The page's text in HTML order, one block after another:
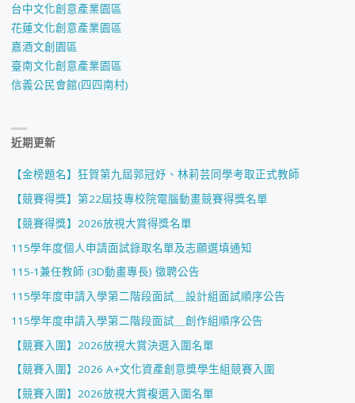
台中文化創意產業園區
花蓮文化創意產業園區
嘉酒文創園區
臺南文化創意產業園區
信義公民會館(四四南村)
近期更新
【金榜題名】狂賀第九屆郭冠妤、林莉芸同學考取正式教師
【競賽得獎】第22屆技專校院電腦動畫競賽得獎名單
【競賽得獎】2026放視大賞得獎名單
115學年度個人申請面試錄取名單及志願選填通知
115-1兼任教師 (3D動畫專長) 徵聘公告
115學年度申請入學第二階段面試＿設計組面試順序公告
115學年度申請入學第二階段面試＿創作組順序公告
【競賽入圍】2026放視大賞決選入圍名單
【競賽入圍】2026 A+文化資產創意獎學生組競賽入圍
【競賽入圍】2026放視大賞複選入圍名單